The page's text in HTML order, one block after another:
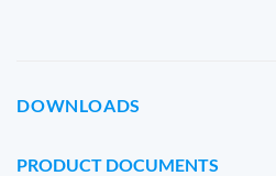
DOWNLOADS
PRODUCT DOCUMENTS